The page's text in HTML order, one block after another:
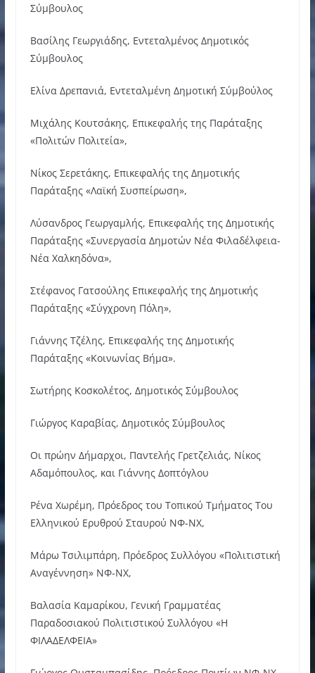
Σύμβουλος
Βασίλης Γεωργιάδης, Εντεταλμένος Δημοτικός
Σύμβουλος
Ελίνα Δρεπανιά, Εντεταλμένη Δημοτική Σύμβούλος
Μιχάλης Κουτσάκης, Επικεφαλής της Παράταξης
«Πολιτών Πολιτεία»,
Νίκος Σερετάκης, Επικεφαλής της Δημοτικής
Παράταξης «Λαϊκή Συσπείρωση»,
Λύσανδρος Γεωργαμλής, Επικεφαλής της Δημοτικής
Παράταξης «Συνεργασία Δημοτών Νέα Φιλαδέλφεια-
Νέα Χαλκηδόνα»,
Στέφανος Γατσούλης Επικεφαλής της Δημοτικής
Παράταξης «Σύγχρονη Πόλη»,
Γιάννης Τζέλης, Επικεφαλής της Δημοτικής
Παράταξης «Κοινωνίας Βήμα».
Σωτήρης Κοσκολέτος, Δημοτικός Σύμβουλος
Γιώργος Καραβίας, Δημοτικός Σύμβουλος
Οι πρώην Δήμαρχοι, Παντελής Γρετζελιάς, Νίκος
Αδαμόπουλος, και Γιάννης Δοπτόγλου
Ρένα Χωρέμη, Πρόεδρος του Τοπικού Τμήματος Του
Ελληνικού Ερυθρού Σταυρού ΝΦ-ΝΧ,
Μάρω Τσιλιμπάρη, Πρόεδρος Συλλόγου «Πολιτιστική
Αναγέννηση» ΝΦ-ΝΧ,
Βαλασία Καμαρίκου, Γενική Γραμματέας
Παραδοσιακού Πολιτιστικού Συλλόγου «Η
ΦΙΛΑΔΕΛΦΕΙΑ»